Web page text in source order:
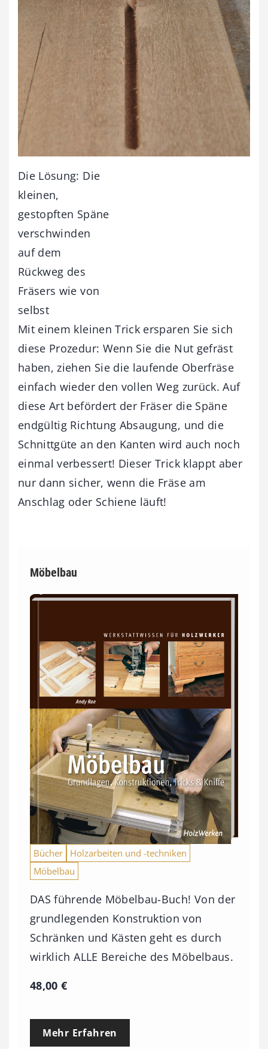
Die Lösung: Die
kleinen,
gestopften Späne
verschwinden
auf dem
Rückweg des
Fräsers wie von
selbst
Mit einem kleinen Trick ersparen Sie sich
diese Prozedur: Wenn Sie die Nut gefräst
haben, ziehen Sie die laufende Oberfräse
einfach wieder den vollen Weg zurück. Auf
diese Art befördert der Fräser die Späne
endgültig Richtung Absaugung, und die
Schnittgüte an den Kanten wird auch noch
einmal verbessert! Dieser Trick klappt aber
nur dann sicher, wenn die Fräse am
Anschlag oder Schiene läuft!
Möbelbau
Bücher
Holzarbeiten und -techniken
Möbelbau
DAS führende Möbelbau-Buch! Von der
grundlegenden Konstruktion von
Schränken und Kästen geht es durch
wirklich ALLE Bereiche des Möbelbaus.
48,00€
Mehr Erfahren